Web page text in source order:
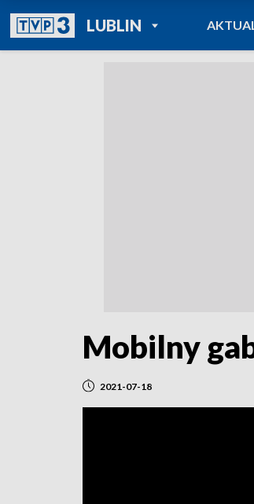
LUBLINPOWRÓT DO
TVP REGIONY
Mobilny
2021-07-18